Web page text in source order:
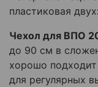
пластиковая
Чехол для ВПО
до 90 см в
хорошо подходит
для регулярных